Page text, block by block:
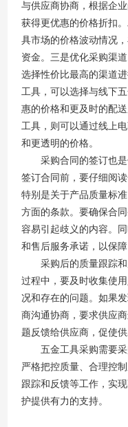
与供应商协商，根据企
获得更优惠的价格折扣
具市场的价格波动情况
资金。三是优化采购渠
选择性价比最高的渠道
工具，可以选择与线下
惠的价格和更及时的配
工具，则可以通过线上
和更透明的价格。
采购合同的签订也
签订合同前，要仔细阅
特别是关于产品质量标
方面的条款。要确保合
容易引起歧义的内容。
和售后服务承诺，以保障
采购后的质量跟踪
过程中，要及时收集使
况和存在的问题。如果
商沟通协商，要求供应
题反馈给供应商，促使
五金工具采购需要
严格把控质量、合理控
跟踪和反馈等工作，实
护提供有力的支持。